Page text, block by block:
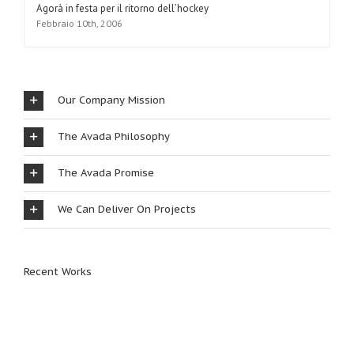
Agorà in festa per il ritorno dell’hockey
Febbraio 10th, 2006
Our Company Mission
The Avada Philosophy
The Avada Promise
We Can Deliver On Projects
Recent Works